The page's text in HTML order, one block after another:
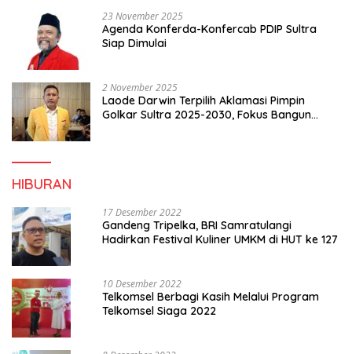
23 November 2025
Agenda Konferda-Konfercab PDIP Sultra
Siap Dimulai
2 November 2025
Laode Darwin Terpilih Aklamasi Pimpin
Golkar Sultra 2025-2030, Fokus Bangun
HIBURAN
17 Desember 2022
Gandeng Tripelka, BRI Samratulangi
Hadirkan Festival Kuliner UMKM di HUT ke 127
10 Desember 2022
Telkomsel Berbagi Kasih Melalui Program
Telkomsel Siaga 2022